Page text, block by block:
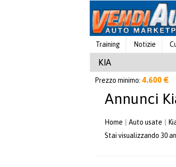
Training Notizie
Prezzo minimo: 4.600 €
Annunci
Home Auto usate
Stai visualizzando 30